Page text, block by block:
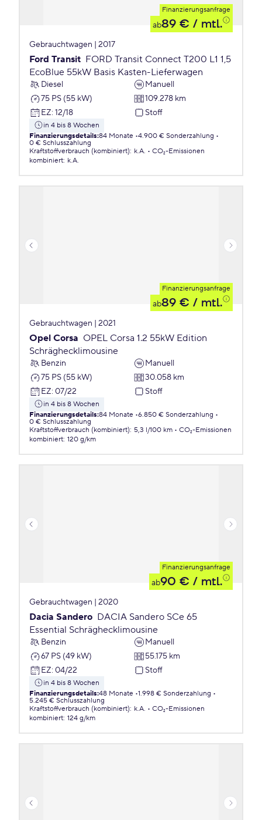
Finanzierungsanfrage
ab89 € / mtl.
Gebrauchtwagen | 2017
Ford Transit FORD Transit Connect T200 L1 1,5
EcoBlue 55kW Basis Kasten-Lieferwagen
Diesel
Manuell
75 PS (55 kW)
109.278 km
EZ: 12/18 Stoff
in 4 bis 8 Wochen
Finanzierungsdetails:84 Monate 4.900 € Sonderzahlung
0 € Schlusszahlung
Kraftstoffverbrauch (kombiniert): k.A.
CO₂-Emissionen
kombiniert: k.A.
Finanzierungsanfrage
ab89 € / mtl.
Gebrauchtwagen | 2021
Opel Corsa OPEL Corsa 1.2 55kW Edition
Schräghecklimousine
Benzin
Manuell
75 PS (55 kW)
30.058 km
EZ: 07/22 Stoff
in 4 bis 8 Wochen
Finanzierungsdetails:84 Monate 6.850 € Sonderzahlung
0 € Schlusszahlung
Kraftstoffverbrauch (kombiniert): 5,3 l/100 km
CO₂-Emissionen
kombiniert: 120 g/km
Finanzierungsanfrage
ab90 € / mtl.
Gebrauchtwagen | 2020
Dacia Sandero DACIA Sandero SCe 65
Essential Schräghecklimousine
Benzin
Manuell
67 PS (49 kW)
55.175 km
EZ: 04/22 Stoff
in 4 bis 8 Wochen
Finanzierungsdetails:48 Monate 1.998 € Sonderzahlung
5.245 € Schlusszahlung
Kraftstoffverbrauch (kombiniert): k.A.
CO₂-Emissionen
kombiniert: 124 g/km